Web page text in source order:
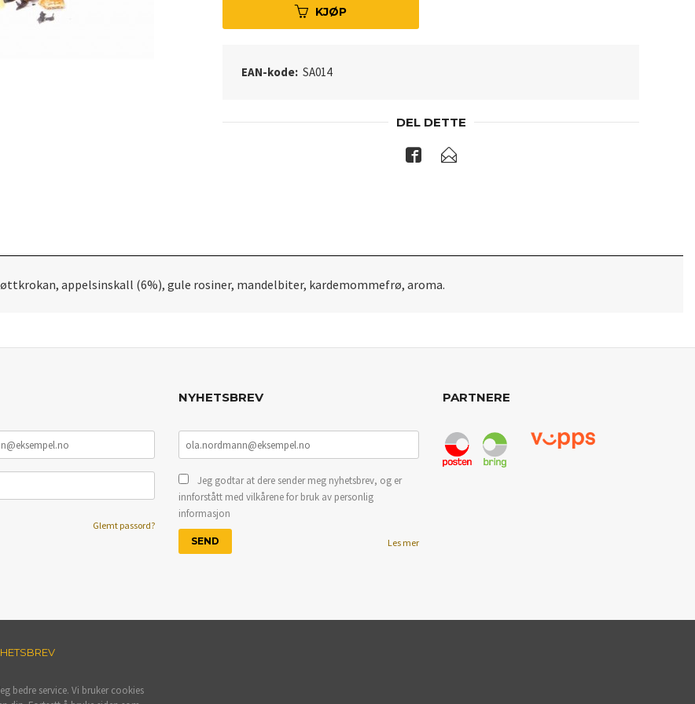
KJØP
EAN-kode: SA014
DEL DETTE
appelsinskall (6%), gule rosiner, mandelbiter, kardemommefrø, aroma.
Glemt passord?
NYHETSBREV
Jeg godtar at dere sender meg nyhetsbrev, og er
innforstått med vilkårene for bruk av personlig
informasjon
Les mer
PARTNERE
bedre service. Vi bruker cookies